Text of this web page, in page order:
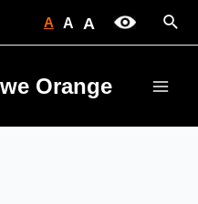
A A A
Orange